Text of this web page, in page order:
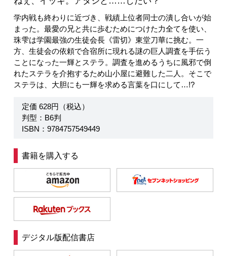
学内戦も終わりに近づき、戦績上位者同士の潰し合いが始
まった。最愛の兄と共に歩むためにつけた力全てを使い、
珠雫は学園最強の生徒会長《雷切》東堂刀華に挑む。一
方、生徒会の依頼で合宿所に現れる謎の巨人調査を手伝う
ことになった一輝とステラ。調査を進めるうちに風邪で倒
れたステラを介抱するため山小屋に避難した二人。そこで
ステラは、大胆にも一輝を求める言葉を口にして…!?
定価 628円（税込）
判型：B6判
ISBN：9784757549449
書籍を購入する
デジタル版配信書店